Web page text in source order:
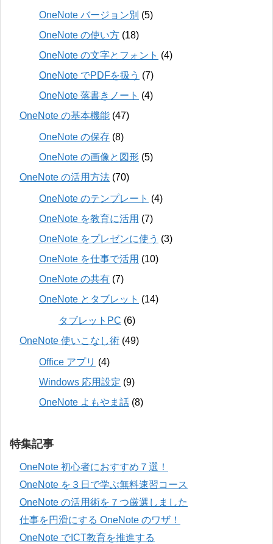
OneNote バージョン別 (5)
OneNote の使い方 (18)
OneNote の文字とフォント (4)
OneNote でPDFを扱う (7)
OneNote 落書きノート (4)
OneNote の基本機能 (47)
OneNote の保存 (8)
OneNote の画像と図形 (5)
OneNote の活用方法 (70)
OneNote のテンプレート (4)
OneNote を教育に活用 (7)
OneNote をプレゼンに使う (3)
OneNote を仕事で活用 (10)
OneNote の共有 (7)
OneNote とタブレット (14)
タブレットPC (6)
OneNote 使いこなし術 (49)
Office アプリ (4)
Windows 応用設定 (9)
OneNote よもやま話 (8)
特集記事
OneNote 初心者におすすめ７選！
OneNote を３日で学ぶ無料速習コース
OneNote の活用術を７つ厳選しました
仕事を円滑にする OneNote のワザ！
OneNote でICT教育を推進する